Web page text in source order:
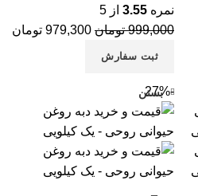
نمره 3.55 از 5
999,000 تومان 979,300 تومان
ثبت سفارش
-27% بستن